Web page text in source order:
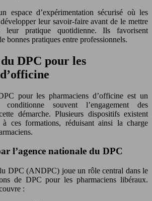
espace d’expérimentation sécurisé où les
leur savoir-faire avant de le mettre
leur pratique quotidienne. Ils favorisent
bonnes pratiques entre professionnels.
DPC pour les
pour les pharmaciens d’officine est un
souvent l’engagement des
démarche. Plusieurs dispositifs existent
à ces formations, réduisant ainsi la charge
l’agence nationale du DPC
DPC (ANDPC) joue un rôle central dans le
de DPC pour les pharmaciens libéraux.
: